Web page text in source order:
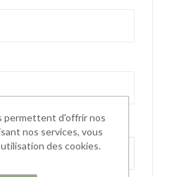
le pays
permettent d'offrir nos
nos services, vous
des cookies.